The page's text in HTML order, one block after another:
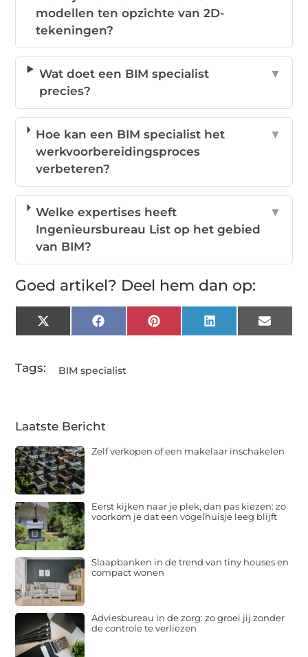
modellen ten opzichte van 2D-
tekeningen?
Wat doet een BIM specialist
precies?
▼
Hoe kan een BIM specialist het
werkvoorbereidingsproces
verbeteren?
▼
Welke expertises heeft
Ingenieursbureau List op het gebied
van BIM?
▼
Goed artikel? Deel hem dan op:
X
(Twitter)
FacebookPinterestLinkedInEmail
Tags: BIM specialist
Laatste Bericht
Zelf verkopen of een makelaar inschakelen
Eerst kijken naar je plek, dan pas kiezen: zo
voorkom je dat een vogelhuisje leeg blijft
Slaapbanken in de trend van tiny houses en
compact wonen
Adviesbureau in de zorg: zo groei jij zonder
de controle te verliezen